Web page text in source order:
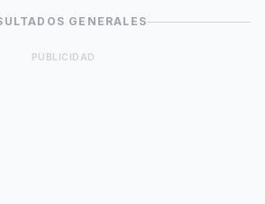
GENERALES
PUBLICIDAD